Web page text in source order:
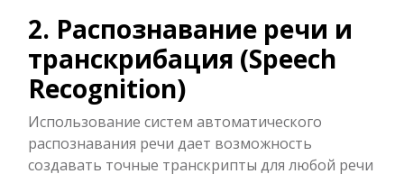
2. Распознавание речи и
транскрибация (Speech
Recognition)
Использование систем автоматического
распознавания речи дает возможность
создавать точные транскрипты для любой речи